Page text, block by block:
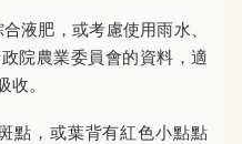
液肥，或考慮使用雨水、
院農業委員會的資料，適
。
點，或葉背有紅色小點點